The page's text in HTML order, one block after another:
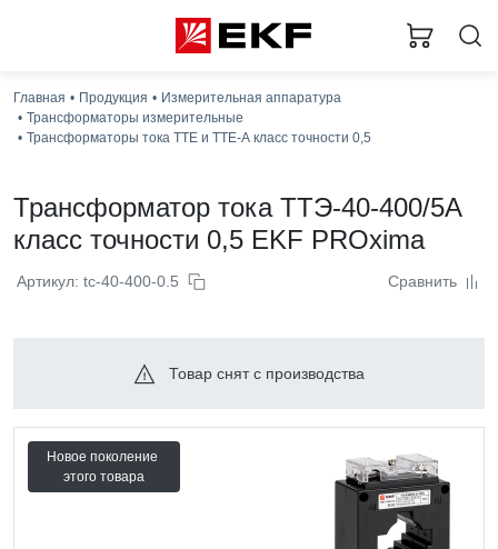
Главная Продукция
Измерительная аппаратура
Трансформаторы измерительные
Трансформаторы тока ТТЕ и ТТЕ-А класс точности 0,5
Трансформатор тока ТТЭ-40-400/5А
класс точности 0,5 EKF PROxima
Артикул: tc-40-400-0.5 Сравнить
Товар снят с производства
Новое поколение
этого товара